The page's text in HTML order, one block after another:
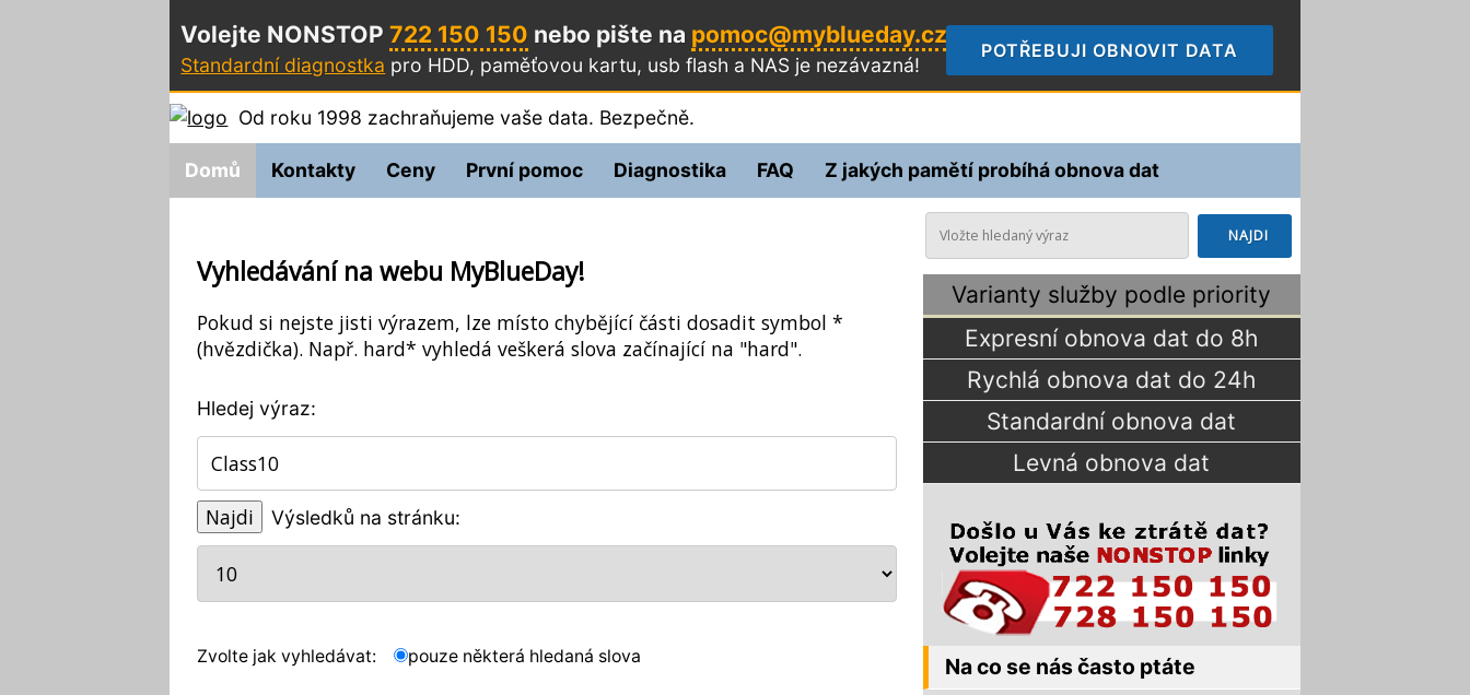
Volejte NONSTOP722 150 150 nebo pište na pomoc@myblueday.cz
Standardní diagnostka pro HDD, paměťovou kartu, usb flash a NAS je nezávazná!
POTŘEBUJI OBNOVIT DATA
Od roku 1998 zachraňujeme vaše data. Bezpečně.
Domů Kontakty Ceny První pomoc Diagnostika FAQ Z jakých pamětí probíhá obnova dat
Vyhledávání na webu MyBlueDay!
Pokud si nejste jisti výrazem, lze místo chybějící části dosadit symbol *
(hvězdička). Např. hard* vyhledá veškerá slova začínající na "hard".
Hledej výraz:
Výsledků na stránku:
Zvolte jak vyhledávat: pouze některá hledaná slova
Varianty služby podle priority
Expresní obnova dat do 8h
Rychlá obnova dat do 24h
Standardní obnova dat
Levná obnova dat
Na co se nás často ptáte